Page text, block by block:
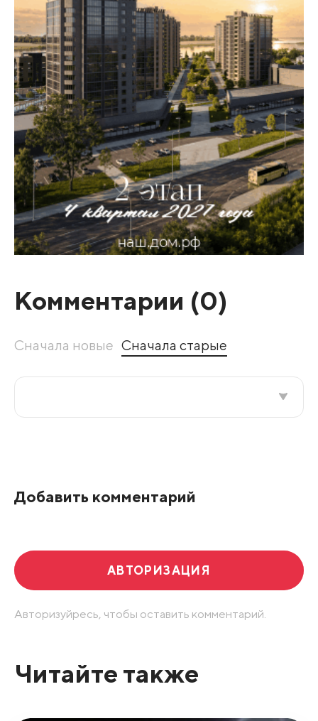
Комментарии (0)
Сначала новые Сначала старые
Добавить комментарий
АВТОРИЗАЦИЯ
Авторизуйресь, чтобы оставить комментарий.
Читайте также